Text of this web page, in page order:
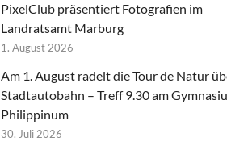
PixelClub präsentiert Fotografien im
Landratsamt Marburg
1. August 2026
Am 1. August radelt die Tour de Natur
Stadtautobahn – Treff 9.30 am
Philippinum
30. Juli 2026